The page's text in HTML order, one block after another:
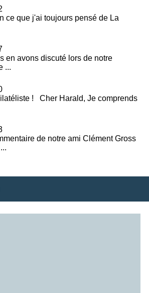
ce que j'ai toujours pensé de La
en avons discuté lors de notre
...
! Cher Harald, Je comprends
de notre ami Clément Gross